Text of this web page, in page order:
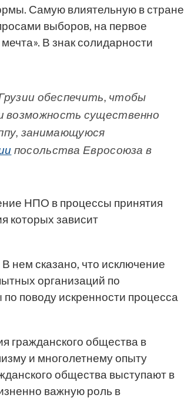
Самую влиятельную в стране
выборов, на первое
В знак солидарности
обеспечить, чтобы
существенно
занимающуюся
посольства Евросоюза в
НПО в процессы принятия
которых зависит
нем сказано, что исключение
организаций по
поводу искренности процесса
гражданского общества в
и многолетнему опыту
общества выступают в
важную роль в